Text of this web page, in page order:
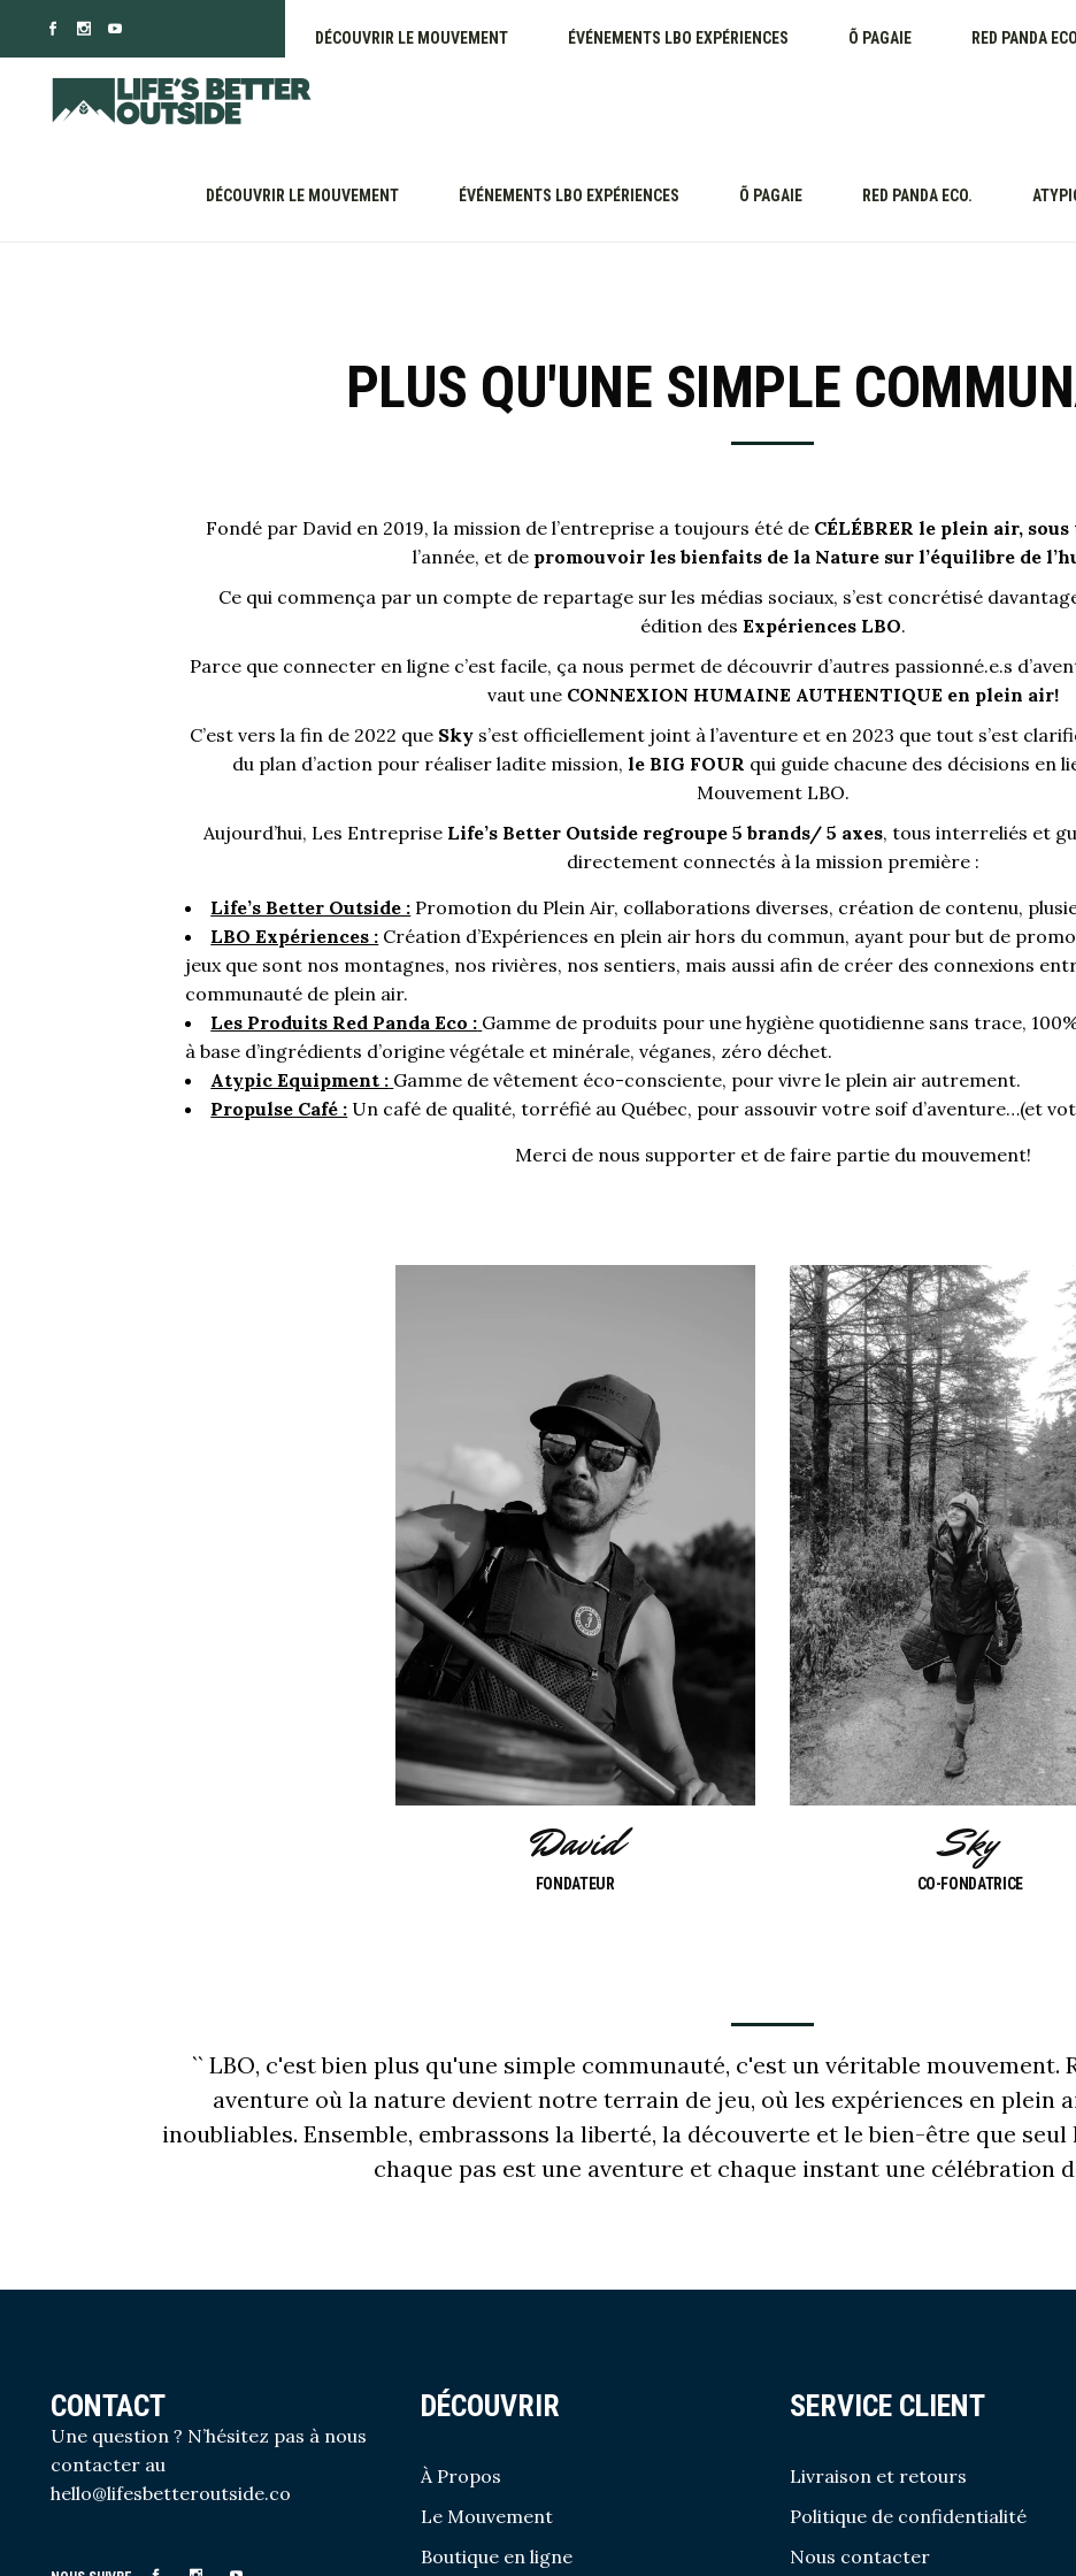
DÉCOUVRIR LE MOUVEMENT ÉVÉNEMENTS LBO EXPÉRIENCES Õ PAGAIE RED PANDA ECO.
DÉCOUVRIR LE MOUVEMENT ÉVÉNEMENTS LBO EXPÉRIENCES Õ PAGAIE RED PANDA
PLUS QU'UNE SIMPLE
Fondé par David en 2019, la mission de l’entreprise a toujours été de CÉLÉBRER le plein air,
l’année, et de promouvoir les bienfaits de la Nature sur l’équilibre de
Ce qui commença par un compte de repartage sur les médias sociaux, s’est concrétisé
édition des Expériences LBO.
Parce que connecter en ligne c’est facile, ça nous permet de découvrir d’autres passionné.e.s
vaut une CONNEXION HUMAINE AUTHENTIQUE en plein air!
C’est vers la fin de 2022 que Sky s’est officiellement joint à l’aventure et en 2023 que tout s’est
du plan d’action pour réaliser ladite mission, le BIG FOUR qui guide chacune des décisions en
Mouvement LBO.
Aujourd’hui, Les Entreprise Life’s Better Outside regroupe 5 brands/ 5 axes, tous interreliés et
directement connectés à la mission première :
Life’s Better Outside : Promotion du Plein Air, collaborations diverses, création de contenu,
LBO Expériences : Création d’Expériences en plein air hors du commun, ayant pour but de
jeux que sont nos montagnes, nos rivières, nos sentiers, mais aussi afin de créer des connexions
communauté de plein air.
Les Produits Red Panda Eco : Gamme de produits pour une hygiène quotidienne sans trace,
à base d’ingrédients d’origine végétale et minérale, véganes, zéro déchet.
Atypic Equipment : Gamme de vêtement éco-consciente, pour vivre le plein air autrement.
Propulse Café : Un café de qualité, torréfié au Québec, pour assouvir votre soif d’aventure…(et
Merci de nous supporter et de faire partie du mouvement!
David
FONDATEUR
Sky
CO-FONDATRICE
`` LBO, c'est bien plus qu'une simple communauté, c'est un véritable mouvement.
aventure où la nature devient notre terrain de jeu, où les expériences en plein
inoubliables. Ensemble, embrassons la liberté, la découverte et le bien-être que
chaque pas est une aventure et chaque instant une célébration
CONTACT
Une question ? N’hésitez pas à nous
contacter au
hello@lifesbetteroutside.co
DÉCOUVRIR
À Propos
Le Mouvement
Boutique en ligne
SERVICE CLIENT
Livraison et retours
Politique de confidentialité
Nous contacter